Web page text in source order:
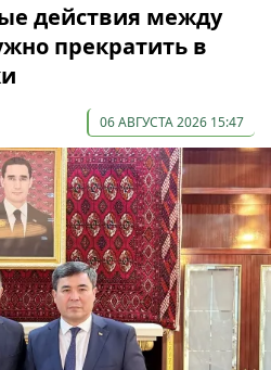
действия между
прекратить в
06 АВГУСТА 2026 15:47